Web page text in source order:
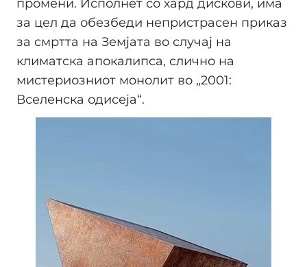
промени. Исполнет со хард дискови, има
за цел да обезбеди непристрасен приказ
за смртта на Земјата во случај на
климатска апокалипса, слично на
мистериозниот монолит во „2001:
Вселенска одисеја“.